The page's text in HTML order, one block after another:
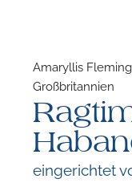
Amaryllis
Großbritannien
eingerichtet